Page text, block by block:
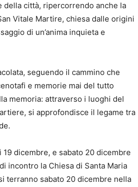
della città, ripercorrendo anche la
Vitale Martire, chiesa dalle origini
di un’anima inquieta e
seguendo il cammino che
e memorie mai del tutto
memoria: attraverso i luoghi del
si approfondisce il legame tra
dicembre, e sabato 20 dicembre
incontro la Chiesa di Santa Maria
terranno sabato 20 dicembre nella